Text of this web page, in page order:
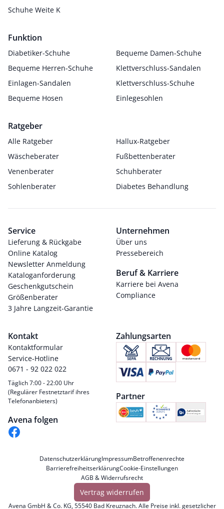
Schuhe Weite K
Funktion
Diabetiker-Schuhe
Bequeme Damen-Schuhe
Bequeme Herren-Schuhe
Klettverschluss-Sandalen
Einlagen-Sandalen
Klettverschluss-Schuhe
Bequeme Hosen
Einlegesohlen
Ratgeber
Alle Ratgeber
Hallux-Ratgeber
Wäscheberater
Fußbettenberater
Venenberater
Schuhberater
Sohlenberater
Diabetes Behandlung
Service
Lieferung & Rückgabe
Online Katalog
Newsletter Anmeldung
Kataloganforderung
Geschenkgutschein
Größenberater
3 Jahre Langzeit-Garantie
Unternehmen
Über uns
Pressebereich
Beruf & Karriere
Karriere bei Avena
Compliance
Kontakt
Kontaktformular
Service-Hotline
0671 - 92 022 022
Täglich 7:00 - 22:00 Uhr
(Regulärer Festnetztarif ihres
Telefonanbieters)
Avena folgen
Zahlungsarten
Partner
DatenschutzerklärungImpressumBetroffenenrechte
BarrierefreiheitserklärungCookie-Einstellungen
AGB & Widerrufsrecht
Vertrag widerrufen
Avena GmbH & Co. KG, 55540 Bad Kreuznach. Alle Preise inkl. gesetzlicher